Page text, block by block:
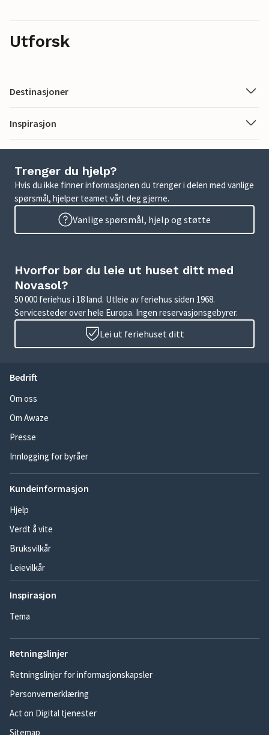
Utforsk
Destinasjoner
Inspirasjon
Trenger du hjelp?
Hvis du ikke finner informasjonen du trenger i delen med vanlige
spørsmål, hjelper teamet vårt deg gjerne.
Vanlige spørsmål, hjelp og støtte
Hvorfor bør du leie ut huset ditt med
Novasol?
50 000 feriehus i 18 land. Utleie av feriehus siden 1968.
Servicesteder over hele Europa. Ingen reservasjonsgebyrer.
Lei ut feriehuset ditt
Bedrift
Om oss
Om Awaze
Presse
Innlogging for byråer
Kundeinformasjon
Hjelp
Verdt å vite
Bruksvilkår
Leievilkår
Inspirasjon
Tema
Retningslinjer
Retningslinjer for informasjonskapsler
Personvernerklæring
Act on Digital tjenester
Sitemap